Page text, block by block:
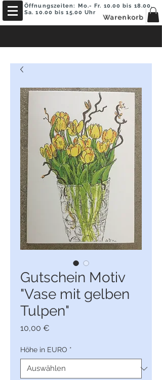
Warenkorb
Öffnungszeiten: Mo.- Fr. 10.00 bis 18.00,
Sa. 10.00 bis 15.00 Uhr
Gutschein Motiv
"Vase mit gelben
Tulpen"
10,00 €
Höhe in EURO *